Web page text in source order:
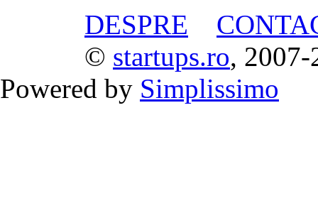
DESPRE
© startups.ro, 2007-
Powered by Simplissimo